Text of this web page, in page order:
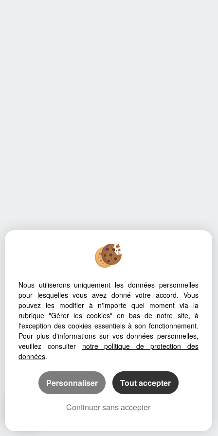
Nous utiliserons uniquement les données personnelles
pour lesquelles vous avez donné votre accord. Vous
pouvez les modifier à n'importe quel moment via la
rubrique "Gérer les cookies" en bas de notre site, à
l'exception des cookies essentiels à son fonctionnement.
Pour plus d'informations sur vos données personnelles,
veuillez consulter notre politique de protection des
données.
Personnaliser Tout accepter
Continuer sans accepter